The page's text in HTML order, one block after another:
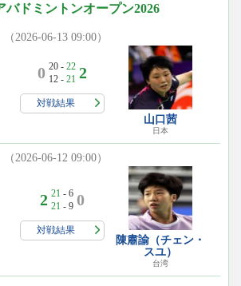
バドミントンオープン2026
（2026-06-13 09:00）
0 20 - 22
12 - 21 2
対戦結果
山口茜
日本
（2026-06-12 09:00）
2 21 - 6
21 - 9 0
対戦結果
陳肅諭（チェン・
スユ）
台湾